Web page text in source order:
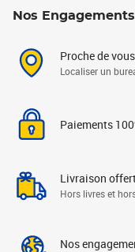
Nos Engagements
Proche de vous
Localiser un
Paiements
Livraison
Hors livres et
Nos